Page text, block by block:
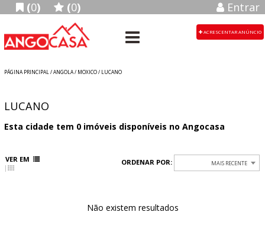
(0) (0) Entrar
ACRESCENTAR ANÚNCIO
PÁGINA PRINCIPAL /ANGOLA/ MOXICO / LUCANO
LUCANO
Esta cidade tem 0 imóveis disponíveis no Angocasa
VER EM ORDENAR POR: MAIS RECENTE
Não existem resultados